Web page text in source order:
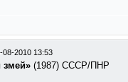
08-2010 13:53
змей» (1987) СССР/ПНР